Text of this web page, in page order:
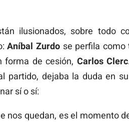
ilusionados, sobre todo
Aníbal Zurdose perfila como
forma de cesión, Carlos Clerc
partido, dejaba la duda en
sí o sí:
nos quedan, es el momento